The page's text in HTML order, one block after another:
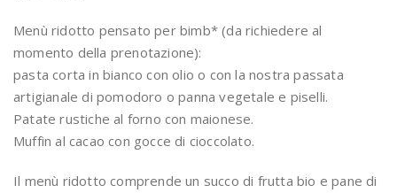
Menù ridotto pensato per bimb* (da richiedere al
momento della prenotazione):
pasta corta in bianco con olio o con la nostra passata
artigianale di pomodoro o panna vegetale e piselli.
Patate rustiche al forno con maionese.
Muffin al cacao con gocce di cioccolato.
Il menù ridotto comprende un succo di frutta bio e pane di